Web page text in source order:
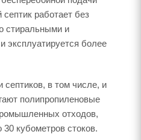
работает без
стиральными и
более
в том числе, и
полипропиленовые
отходов,
кубометров стоков.